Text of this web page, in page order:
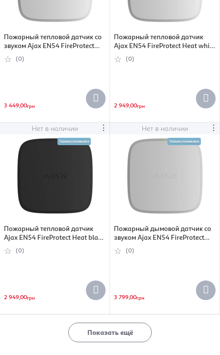
Пожарный тепловой датчик со
звуком Ajax EN54 FireProtect
Heat Sounder white
(000057148)
(0)
3 449,00грн
Пожарный тепловой датчик
Ajax EN54 FireProtect Heat white
(000057128)
(0)
2 949,00грн
Нет в наличии ⋮
Пожарный тепловой датчик
Ajax EN54 FireProtect Heat black
(000057127)
(0)
2 949,00грн
Нет в наличии ⋮
Пожарный дымовой датчик со
звуком Ajax EN54 FireProtect
Smoke Sounder white
(000057126)
(0)
3 799,00грн
Показать ещё